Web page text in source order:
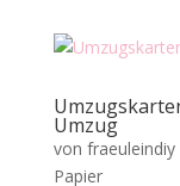
Umzug
von fraeuleindiy
Papier